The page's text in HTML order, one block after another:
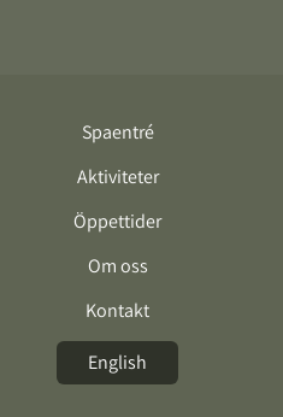
Spaentré
Aktiviteter
Öppettider
Om oss
Kontakt
English